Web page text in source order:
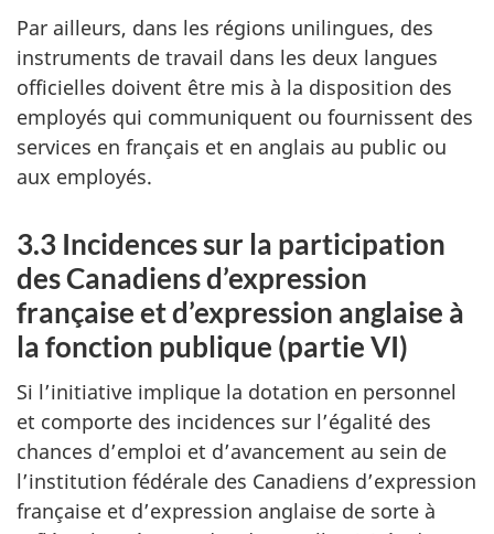
Par ailleurs, dans les régions unilingues, des
instruments de travail dans les deux langues
officielles doivent être mis à la disposition des
employés qui communiquent ou fournissent des
services en français et en anglais au public ou
aux employés.
3.3 Incidences sur la participation
des Canadiens d’expression
française et d’expression anglaise à
la fonction publique (partie VI)
Si l’initiative implique la dotation en personnel
et comporte des incidences sur l’égalité des
chances d’emploi et d’avancement au sein de
l’institution fédérale des Canadiens d’expression
française et d’expression anglaise de sorte à